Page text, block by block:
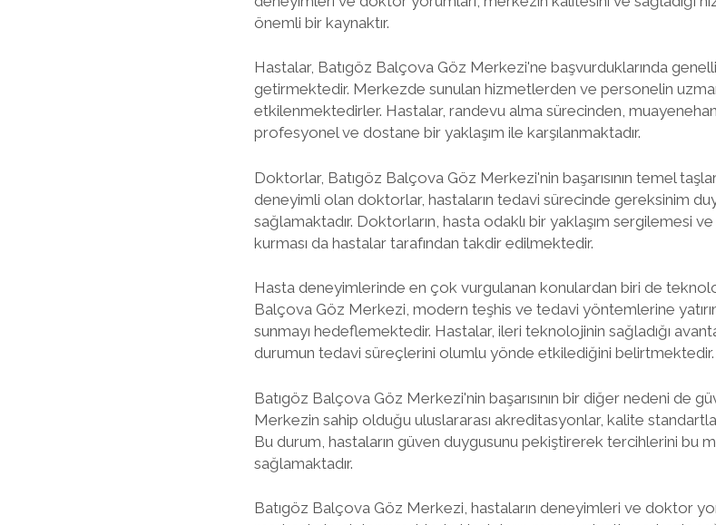
önemli bir kaynaktır.
Hastalar, Batıgöz Balçova Göz Merkezi'ne başvurduklarında
getirmektedir. Merkezde sunulan hizmetlerden ve personelin
etkilenmektedirler. Hastalar, randevu alma sürecinden,
profesyonel ve dostane bir yaklaşım ile karşılanmaktadır.
Doktorlar, Batıgöz Balçova Göz Merkezi'nin başarısının temel
deneyimli olan doktorlar, hastaların tedavi sürecinde gereksinim
sağlamaktadır. Doktorların, hasta odaklı bir yaklaşım sergilemesi
kurması da hastalar tarafından takdir edilmektedir.
Hasta deneyimlerinde en çok vurgulanan konulardan biri de
Balçova Göz Merkezi, modern teşhis ve tedavi yöntemlerine
sunmayı hedeflemektedir. Hastalar, ileri teknolojinin sağladığı
durumun tedavi süreçlerini olumlu yönde etkilediğini belirtmektedir.
Batıgöz Balçova Göz Merkezi'nin başarısının bir diğer nedeni de
Merkezin sahip olduğu uluslararası akreditasyonlar, kalite
Bu durum, hastaların güven duygusunu pekiştirerek tercihlerini bu
sağlamaktadır.
Batıgöz Balçova Göz Merkezi, hastaların deneyimleri ve doktor